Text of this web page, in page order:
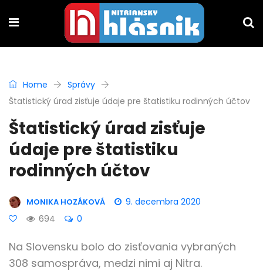
Home
Správy
Štatistický úrad zisťuje údaje pre štatistiku rodinných účtov
Štatistický úrad zisťuje
údaje pre štatistiku
rodinných účtov
MONIKA HOZÁKOVÁ
9. decembra 2020
694
0
Na Slovensku bolo do zisťovania vybraných
308 samospráva, medzi nimi aj Nitra.